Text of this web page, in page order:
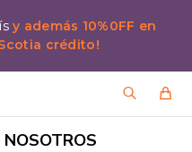
y además 10%0FF en
crédito!